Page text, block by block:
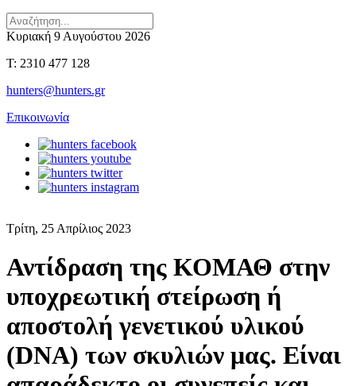
Κυριακή 9 Αυγούστου 2026
T: 2310 477 128
hunters@hunters.gr
Επικοινωνία
Τρίτη, 25 Απρίλιος 2023
Αντίδραση της ΚΟΜΑΘ στην
υποχρεωτική στείρωση ή
αποστολή γενετικού υλικού
(DNA) των σκυλιών μας. Είναι